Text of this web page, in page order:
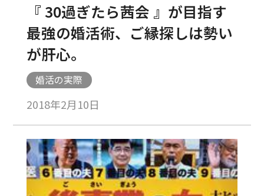
『 30過ぎたら茜会 』が目指す
最強の婚活術、ご縁探しは勢い
が肝心。
婚活の実際
2018年2月10日